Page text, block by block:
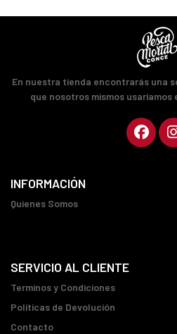
En nuestra tienda encontrarás una
que nosotros mismos
INFORMACIÓN
Quienes Somos
SERVICIO AL CLIENTE
Terminos y Condiciones
Políticas de Devolución
Contacto